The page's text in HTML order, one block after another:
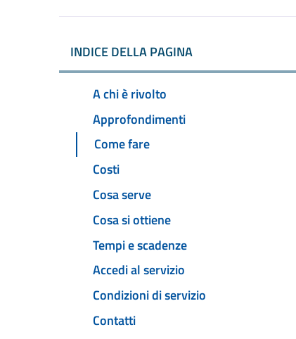
INDICE DELLA PAGINA
A chi è rivolto
Approfondimenti
Come fare
Costi
Cosa serve
Cosa si ottiene
Tempi e scadenze
Accedi al servizio
Condizioni di servizio
Contatti